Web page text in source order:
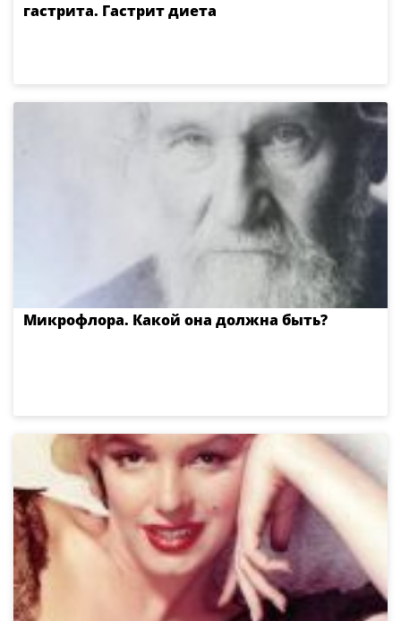
гастрита. Гастрит диета
Микрофлора. Какой она должна быть?